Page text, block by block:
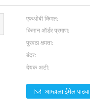
एफओबी किंमत:
किमान ऑर्डर प्रमाण:
पुरवठा क्षमता:
बंदर:
देयक अटी:
आम्हाला ईमेल पाठवा